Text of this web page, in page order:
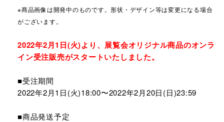
※商品画像は開発中のものです。形状・デザイン等は変更になる場合
がございます。
2022年2月1日(火)より、展覧会オリジナル商品のオンラ
イン受注販売がスタートいたしました。
■受注期間
2022年2月1日(火)18:00〜2022年2月20日(日)23:59
■商品発送予定